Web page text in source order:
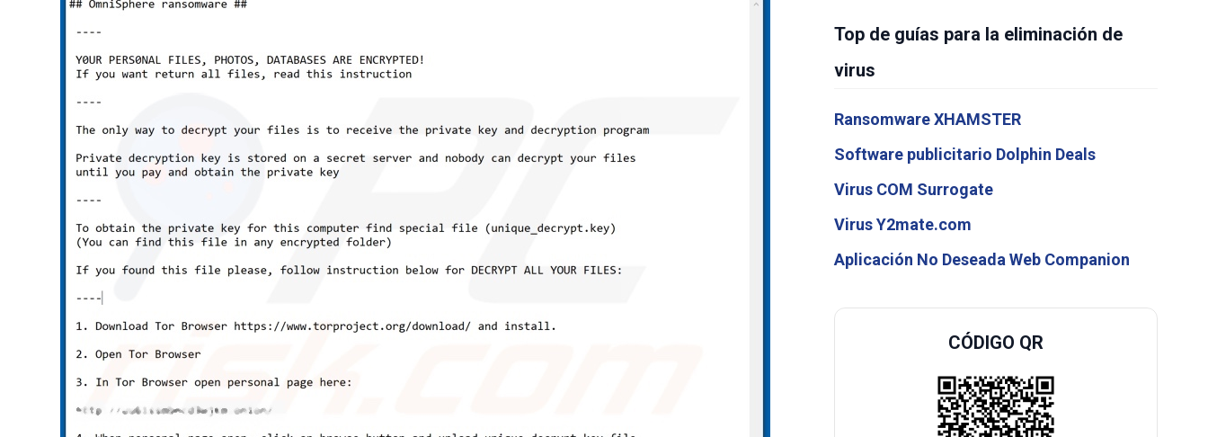
Top de guías para la eliminación de
virus
Ransomware XHAMSTER
Software publicitario Dolphin Deals
Virus COM Surrogate
Virus Y2mate.com
Aplicación No Deseada Web Companion
CÓDIGO QR